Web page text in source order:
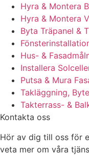
Hyra & Montera
Hyra & Montera
Byta Träpanel &
Hus- &
Installera
Putsa & Mura
Takläggning,
Takterrass- &
Kontakta oss
Hör av dig till oss för
veta mer om våra